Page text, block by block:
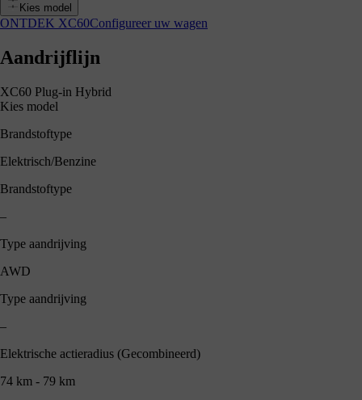
Kies model
ONTDEK XC60Configureer uw wagen
Aandrijflijn
XC60 Plug-in Hybrid
Kies model
Brandstoftype
Elektrisch/Benzine
Brandstoftype
–
Type aandrijving
AWD
Type aandrijving
–
Elektrische actieradius (Gecombineerd)
74 km - 79 km